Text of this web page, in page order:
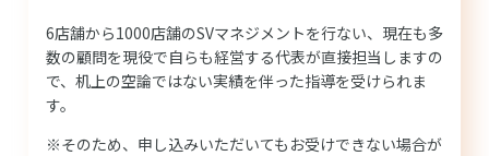
6店舗から1000店舗のSVマネジメントを行ない、現在も多
数の顧問を現役で自らも経営する代表が直接担当しますの
で、机上の空論ではない実績を伴った指導を受けられま
す。
※そのため、申し込みいただいてもお受けできない場合が